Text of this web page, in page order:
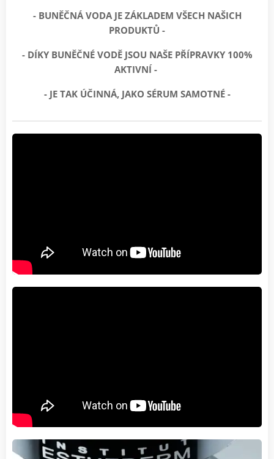
- BUNĚČNÁ VODA JE ZÁKLADEM VŠECH NAŠICH
PRODUKTŮ -
- DÍKY BUNĚČNÉ VODĚ JSOU NAŠE PŘÍPRAVKY 100%
AKTIVNÍ -
- JE TAK ÚČINNÁ, JAKO SÉRUM SAMOTNÉ -